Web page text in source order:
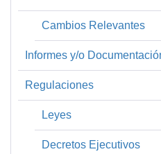
Cambios Relevantes
Informes y/o
Regulaciones
Leyes
Decretos Ejecutivos